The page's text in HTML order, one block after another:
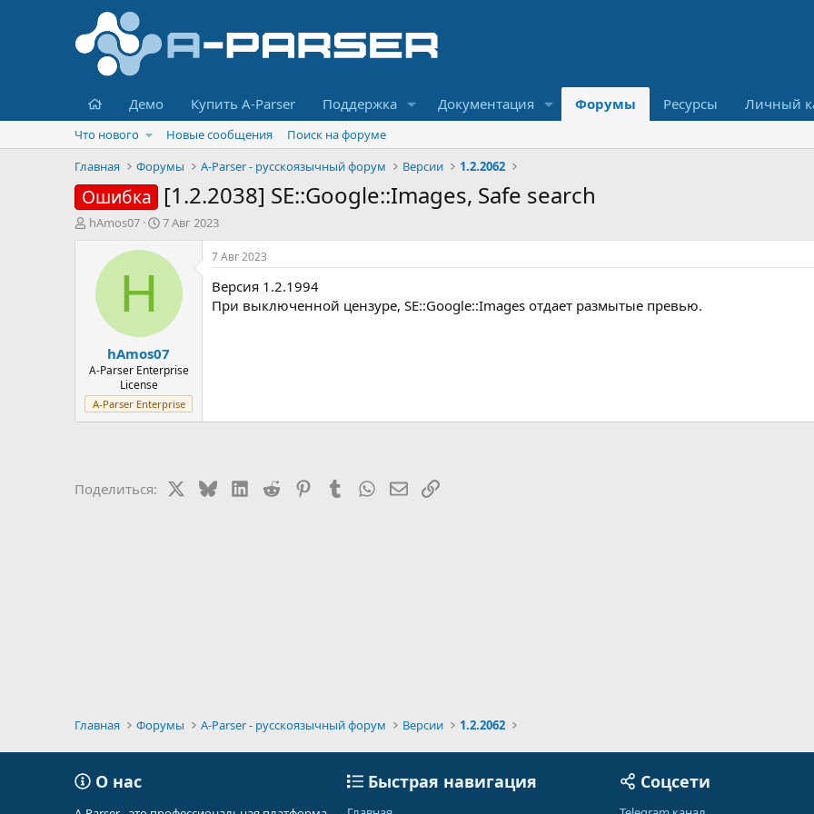
Главная
Демо Купить A-Parser Поддержка Документация Форумы Ресурсы Личный
Что нового Новые сообщения
Поиск на форуме
Главная
Форумы A-Parser - русскоязычный форум Версии 1.2.2062
Ошибка [1.2.2038] SE::Google::Images, Safe search
А
hAmos07
Д
т
а
л
а
7 Авг 2023
H
hAmos07
A-Parser Enterprise
License
A-Parser Enterprise
7 Авг 2023
Версия 1.2.1994
При выключенной цензуре, SE::Google::Images отдает размытые превью.
Поделиться: BlueskyLinkedIn
Reddit PinterestTumblrWhatsAppЭлектронная почта
Ссылка
Главная Форумы A-Parser - русскоязычный форум Версии 1.2.2062
О нас Быстрая навигация Соцсети